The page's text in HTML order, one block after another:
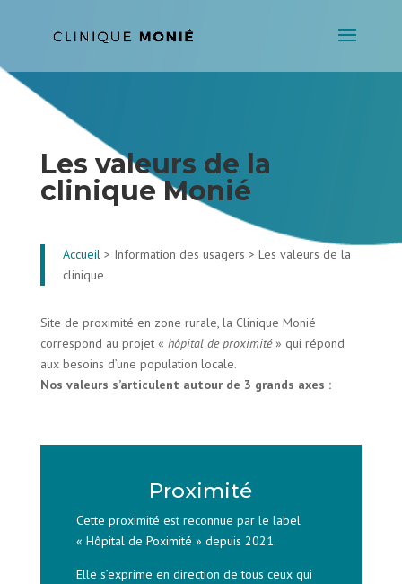
Les valeurs de la
clinique Monié
Accueil > Information des usagers > Les valeurs de la
clinique
Site de proximité en zone rurale, la Clinique Monié
correspond au projet « hôpital de proximité» qui répond
aux besoins d’une population locale.
Nos valeurs s’articulent autour de 3 grands axes :
Proximité
Cette proximité est reconnue par le label
« Hôpital de Poximité » depuis 2021.
Elle s’exprime en direction de tous ceux qui